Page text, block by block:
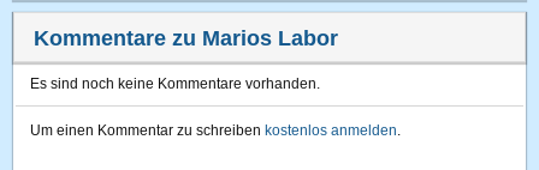
Kommentare zu Marios Labor
Es sind noch keine Kommentare vorhanden.
Um einen Kommentar zu schreiben kostenlos anmelden.